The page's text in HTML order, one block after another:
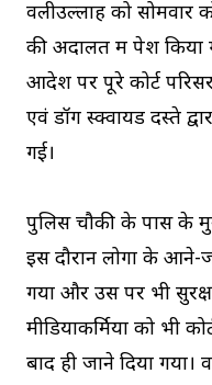
वलीउल्लाह को सोमवार
की अदालत में पेश
आदेश पर पूरे कोर्ट
एवं डॉग स्क्वायड दस्ते
गई।
पुलिस चौकी के पास के
इस दौरान लोगों के आने-
गया और उस पर भी
मीडियाकर्मियों को भी
बाद ही जाने दिया